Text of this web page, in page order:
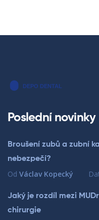
Poslední novinky
Broušení zubů a zubní
nebezpečí?
Od Václav Kopecký
Jaký je rozdíl mezi
chirurgie